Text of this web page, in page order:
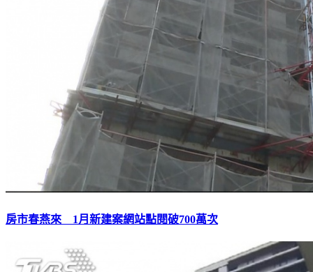
房市春燕來 1月新建案網站點閱破700萬次